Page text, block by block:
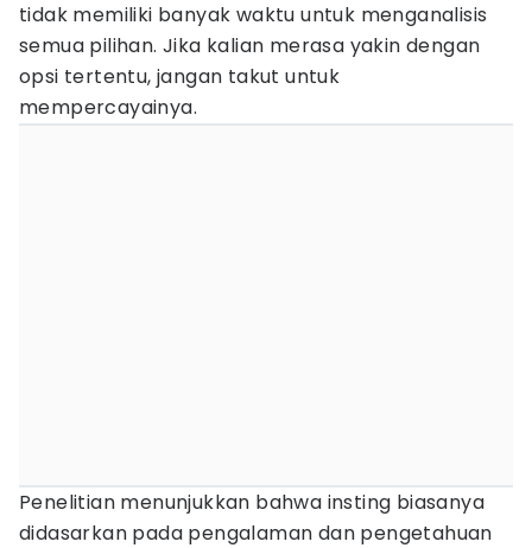
tidak memiliki banyak waktu untuk menganalisis
semua pilihan. Jika kalian merasa yakin dengan
opsi tertentu, jangan takut untuk
mempercayainya.
Penelitian menunjukkan bahwa insting biasanya
didasarkan pada pengalaman dan pengetahuan